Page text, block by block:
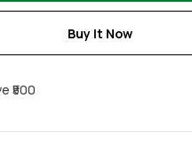
Buy It Now
₹500